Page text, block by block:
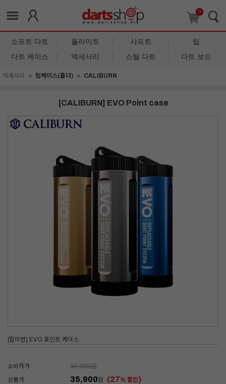
0
소프트 다트 플라이트 샤프트
팁
다트 케이스
액세서리 스틸 다트 다트 보드
액세서리 팁케이스(홀더) CALIBURN
[CALIBURN] EVO Point case
[칼리번] EVO 포인트 케이스
소비자가 49,000원
상품가
35,900원 (27% 할인)